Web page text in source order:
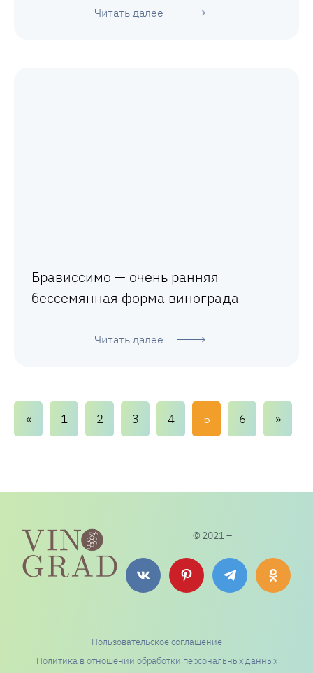
Читать далее
Брависсимо — очень ранняя
бессемянная форма винограда
Читать далее
Навигация
записям
« 1 2 3 4 5 6 »
© 2021 –
Пользовательское соглашение
Политика в отношении обработки персональных данных